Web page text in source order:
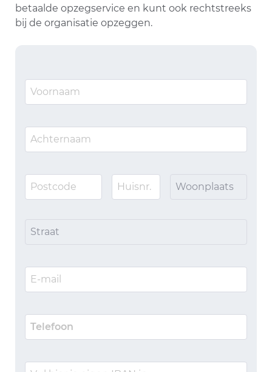
betaalde opzegservice en kunt ook rechtstreeks
bij de organisatie opzeggen.
Woonplaats
Straat